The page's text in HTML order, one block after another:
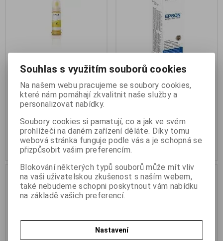
Epson 115 EcoTank Yellow ink
bottle
Termín dodání (dny):1
389 Kč
322 Kč (bez DPH:)
Koupit
Epson T6641 Black ink
container 70ml pro L100/200
209 Kč
173 Kč (bez DPH:)
Koupit
Souhlas s využitím souborů cookies
Na našem webu pracujeme se soubory cookies,
které nám pomáhají zkvalitnit naše služby a
personalizovat nabídky.
Soubory cookies si pamatují, co a jak ve svém
prohlížeči na daném zařízení děláte. Díky tomu
webová stránka funguje podle vás a je schopná se
přizpůsobit vašim preferencím.
Blokování některých typů souborů může mít vliv
na vaši uživatelskou zkušenost s naším webem,
také nebudeme schopni poskytnout vám nabídku
na základě vašich preferencí.
Nastavení